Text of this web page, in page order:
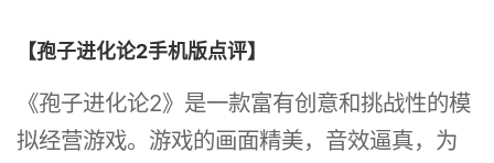
【孢子进化论2手机版点评】
《孢子进化论2》是一款富有创意和挑战性的模
拟经营游戏。游戏的画面精美，音效逼真，为